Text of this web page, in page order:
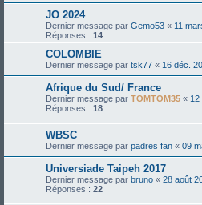
JO 2024
Dernier message par Gemo53 « 11
Réponses : 14
COLOMBIE
Dernier message par tsk77 « 16 déc.
Afrique du Sud/ France
Dernier message par TOMTOM35 « 12
Réponses : 18
WBSC
Dernier message par padres fan « 09
Universiade Taipeh 2017
Dernier message par bruno « 28 août
Réponses : 22